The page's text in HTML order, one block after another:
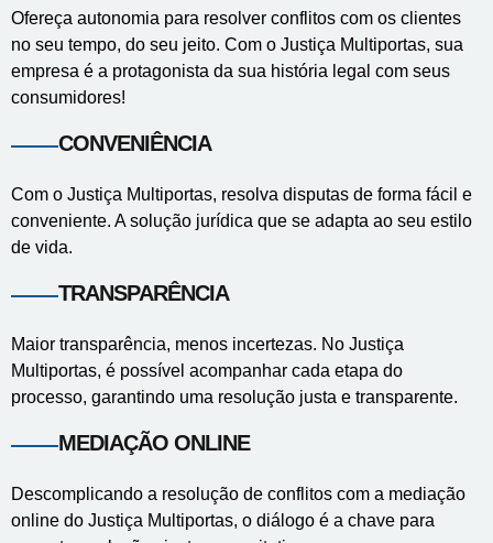
Ofereça autonomia para resolver conflitos com os clientes
no seu tempo, do seu jeito. Com o Justiça Multiportas, sua
empresa é a protagonista da sua história legal com seus
consumidores!
CONVENIÊNCIA
Com o Justiça Multiportas, resolva disputas de forma fácil e
conveniente. A solução jurídica que se adapta ao seu estilo
de vida.
TRANSPARÊNCIA
Maior transparência, menos incertezas. No Justiça
Multiportas, é possível acompanhar cada etapa do
processo, garantindo uma resolução justa e transparente.
MEDIAÇÃO ONLINE
Descomplicando a resolução de conflitos com a mediação
online do Justiça Multiportas, o diálogo é a chave para